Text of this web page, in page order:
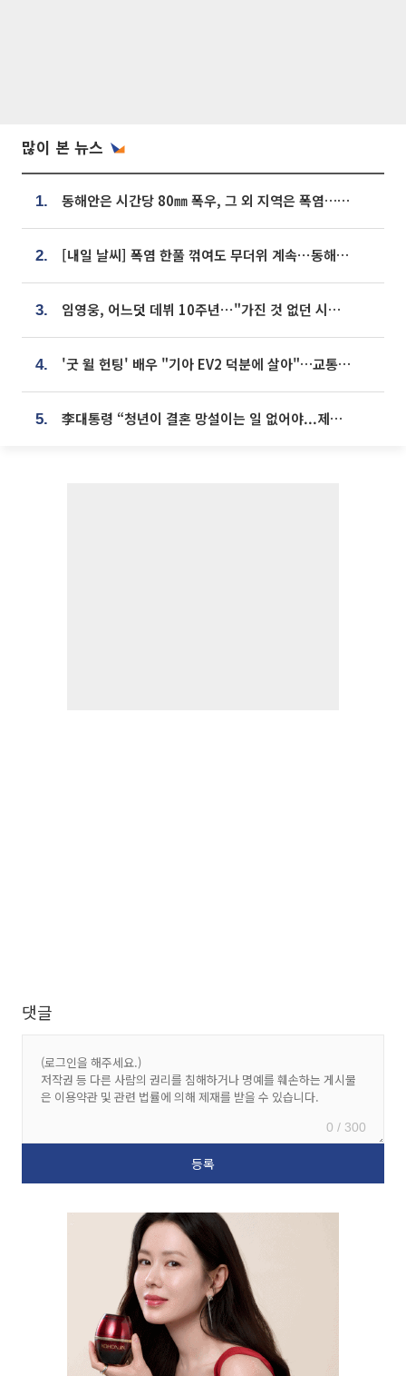
많이 본 뉴스
1. 동해안은 시간당 80㎜ 폭우, 그 외 지역은 폭염…‘극과 극 날씨’
2. [내일 날씨] 폭염 한풀 꺾여도 무더위 계속⋯동해안 이틀 연속 비
3. 임영웅, 어느덧 데뷔 10주년⋯"가진 것 없던 시절, 내 앞엔 20명의 팬뿐"
4. '굿 윌 헌팅' 배우 "기아 EV2 덕분에 살아"…교통사고 후 안전성 극찬
5. 李대통령 “청년이 결혼 망설이는 일 없어야...제도상 불이익 조사”
댓글
0 / 300